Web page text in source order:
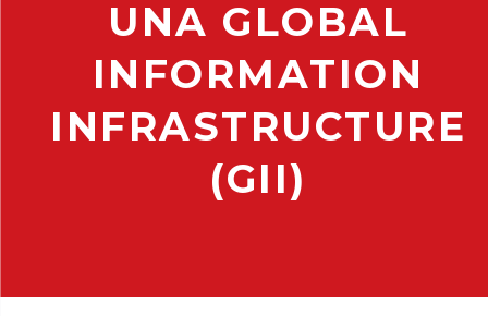
UNA GLOBAL
INFORMATION
INFRASTRUCTURE
(GII)